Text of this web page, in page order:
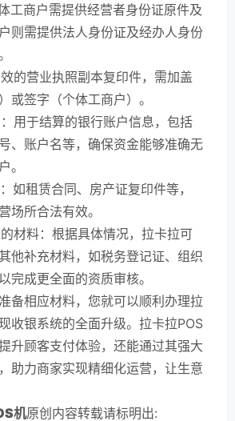
工商户需提供经营者身份证原件及
则需提供法人身份证及经办人身份
的营业执照副本复印件，需加盖
或签字（个体工商户）。
用于结算的银行账户信息，包括
、账户名等，确保资金能够准确无
。
如租赁合同、房产证复印件等，
场所合法有效。
材料：根据具体情况，拉卡拉可
他补充材料，如税务登记证、组织
完成更全面的资质审核。
备相应材料，您就可以顺利办理拉
收银系统的全面升级。拉卡拉POS
升顾客支付体验，还能通过其强大
助力商家实现精细化运营，让生意
机原创内容转载请标明出: